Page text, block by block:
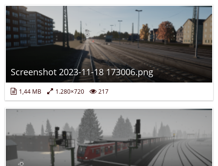
Screenshot 2023-11-18 173006.png
1,44 MB 1.280×720 217